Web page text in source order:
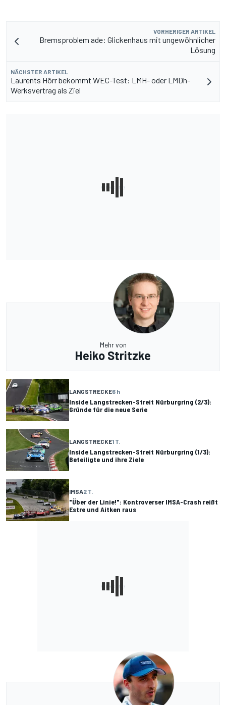
VORHERIGER ARTIKEL
Bremsproblem ade: Glickenhaus mit ungewöhnlicher
Lösung
NÄCHSTER ARTIKEL
Laurents Hörr bekommt WEC-Test: LMH- oder LMDh-
Werksvertrag als Ziel
Mehr von
Heiko Stritzke
LANGSTRECKE6 h
Inside Langstrecken-Streit Nürburgring (2/3):
Gründe für die neue Serie
LANGSTRECKE1 T.
Inside Langstrecken-Streit Nürburgring (1/3):
Beteiligte und ihre Ziele
IMSA2 T.
"Über der Linie!": Kontroverser IMSA-Crash reißt
Estre und Aitken raus